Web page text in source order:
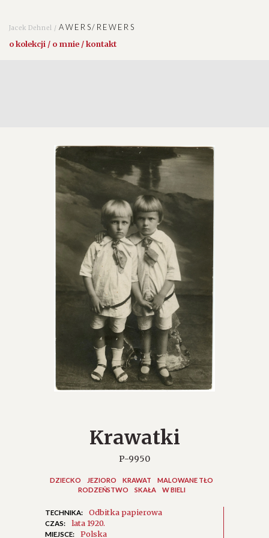
Jacek Dehnel /AWERS/REWERS
o kolekcji / o mnie / kontakt
Krawatki
P-9950
DZIECKO JEZIORO KRAWAT
MALOWANE TŁO
RODZEŃSTWO
SKAŁA W BIELI
TECHNIKA: Odbitka papierowa
CZAS: lata 1920.
MIEJSCE: Polska